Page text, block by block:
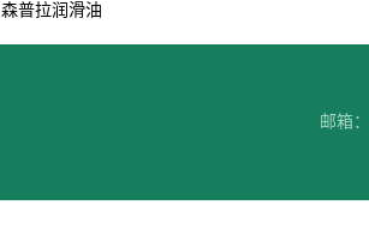
森普拉润滑油
邮箱